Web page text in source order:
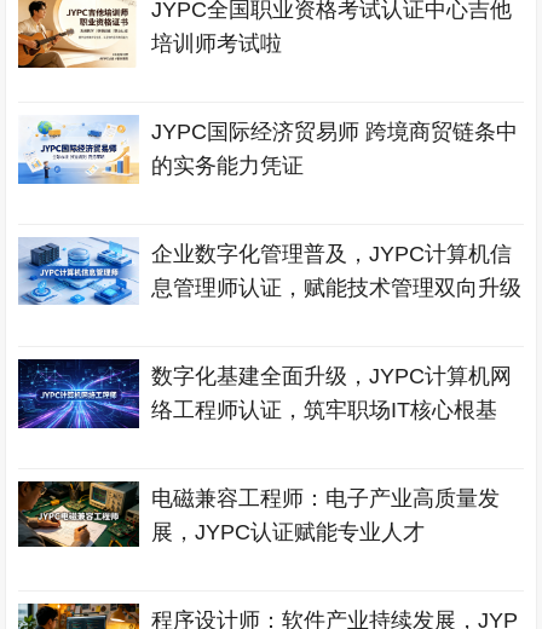
JYPC全国职业资格考试认证中心吉他
培训师考试啦
JYPC国际经济贸易师 跨境商贸链条中
的实务能力凭证
企业数字化管理普及，JYPC计算机信
息管理师认证，赋能技术管理双向升级
数字化基建全面升级，JYPC计算机网
络工程师认证，筑牢职场IT核心根基
电磁兼容工程师：电子产业高质量发
展，JYPC认证赋能专业人才
程序设计师：软件产业持续发展，JYP